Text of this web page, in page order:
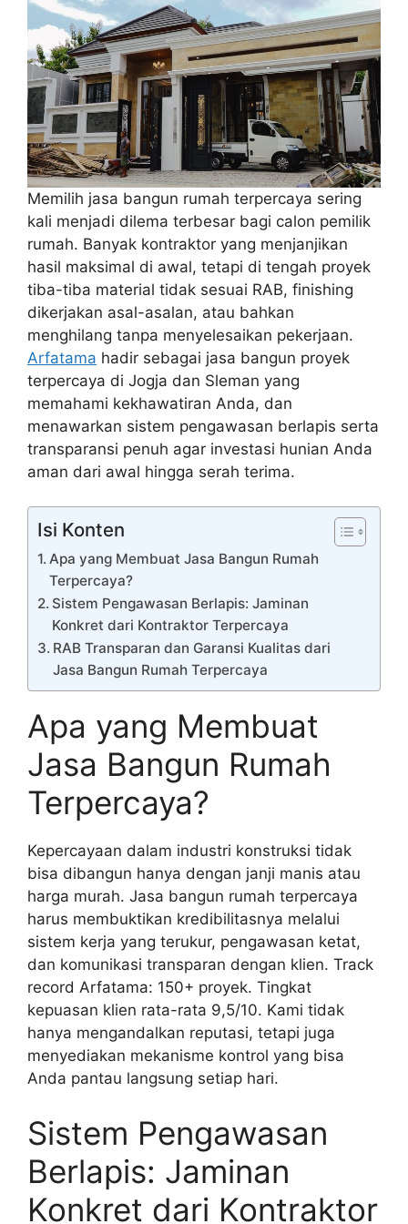
p
a
m
e
Memilih jasa bangun rumah terpercaya sering
kali menjadi dilema terbesar bagi calon pemilik
rumah. Banyak kontraktor yang menjanjikan
hasil maksimal di awal, tetapi di tengah proyek
tiba-tiba material tidak sesuai RAB, finishing
dikerjakan asal-asalan, atau bahkan
menghilang tanpa menyelesaikan pekerjaan.
Arfatama hadir sebagai jasa bangun proyek
terpercaya di Jogja dan Sleman yang
memahami kekhawatiran Anda, dan
menawarkan sistem pengawasan berlapis serta
transparansi penuh agar investasi hunian Anda
aman dari awal hingga serah terima.
Isi Konten
Apa yang Membuat Jasa Bangun Rumah
Terpercaya?
Sistem Pengawasan Berlapis: Jaminan
Konkret dari Kontraktor Terpercaya
RAB Transparan dan Garansi Kualitas dari
Jasa Bangun Rumah Terpercaya
Apa yang Membuat
Jasa Bangun Rumah
Terpercaya?
Kepercayaan dalam industri konstruksi tidak
bisa dibangun hanya dengan janji manis atau
harga murah. Jasa bangun rumah terpercaya
harus membuktikan kredibilitasnya melalui
sistem kerja yang terukur, pengawasan ketat,
dan komunikasi transparan dengan klien. Track
record Arfatama: 150+ proyek. Tingkat
kepuasan klien rata-rata 9,5/10. Kami tidak
hanya mengandalkan reputasi, tetapi juga
menyediakan mekanisme kontrol yang bisa
Anda pantau langsung setiap hari.
Sistem Pengawasan
Berlapis: Jaminan
Konkret dari Kontraktor